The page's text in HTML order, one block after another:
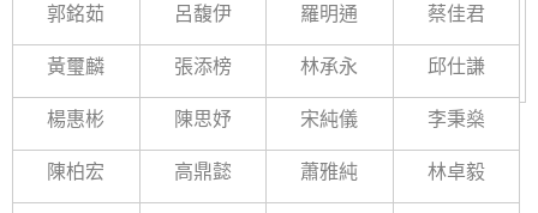
郭銘茹 呂馥伊 羅明通 蔡佳君
黃璽麟 張添榜 林承永 邱仕謙
楊惠彬 陳思妤 宋純儀 李秉燊
陳柏宏 高鼎懿 蕭雅純 林卓毅